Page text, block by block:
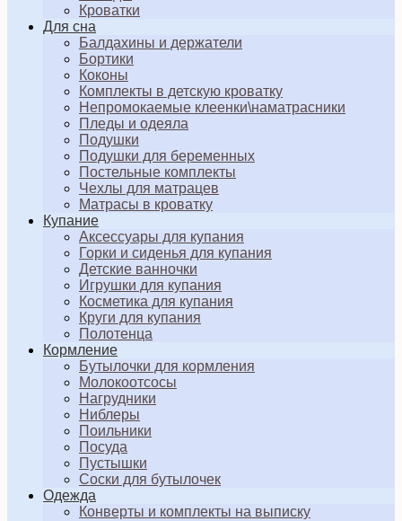
Кроватки
Для сна
Балдахины и держатели
Бортики
Коконы
Комплекты в детскую кроватку
Непромокаемые клеенки\наматрасники
Пледы и одеяла
Подушки
Подушки для беременных
Постельные комплекты
Чехлы для матрацев
Матрасы в кроватку
Купание
Аксессуары для купания
Горки и сиденья для купания
Детские ванночки
Игрушки для купания
Косметика для купания
Круги для купания
Полотенца
Кормление
Бутылочки для кормления
Молокоотсосы
Нагрудники
Ниблеры
Поильники
Посуда
Пустышки
Соски для бутылочек
Одежда
Конверты и комплекты на выписку